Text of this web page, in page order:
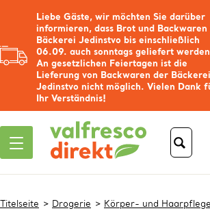
Liebe Gäste, wir möchten Sie darüber
informieren, dass Brot und Backwaren
Bäckerei Jedinstvo bis einschließlich
06.09. auch sonntags geliefert
An gesetzlichen Feiertagen ist die
Lieferung von Backwaren der Bäckerei
Jedinstvo nicht möglich. Vielen Dank
Ihr Verständnis!
Titelseite Drogerie Körper- und Haarpflege